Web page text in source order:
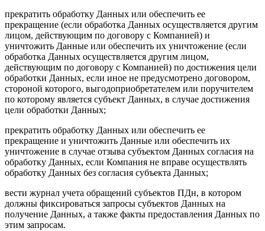
прекратить обработку Данных или обеспечить ее
прекращение (если обработка Данных осуществляется другим
лицом, действующим по договору с Компанией) и
уничтожить Данные или обеспечить их уничтожение (если
обработка Данных осуществляется другим лицом,
действующим по договору с Компанией) по достижения цели
обработки Данных, если иное не предусмотрено договором,
стороной которого, выгодоприобретателем или поручителем
по которому является субъект Данных, в случае достижения
цели обработки Данных;
прекратить обработку Данных или обеспечить ее
прекращение и уничтожить Данные или обеспечить их
уничтожение в случае отзыва субъектом Данных согласия на
обработку Данных, если Компания не вправе осуществлять
обработку Данных без согласия субъекта Данных;
вести журнал учета обращений субъектов ПДн, в котором
должны фиксироваться запросы субъектов Данных на
получение Данных, а также факты предоставления Данных по
этим запросам.